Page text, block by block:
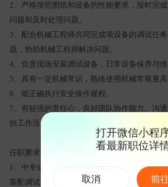
2、严格按照图纸和设备的性能要求，按时完
问题和及时处理问题。
3、配合机械工程师共同完成项设备的调试任
题，协助机械工程师解决问题。
4、负责现场安装调试设备，日常设备保养与维
5、具有一定机械常识，熟练使用机械常规量具
6、能正确执行安全操作规程。
7、有较强的责任心，良好团队协作能力、沟
担工作压力，熟悉现场6S。
任职要求：
1、中专或中技以上学历，机械制造类相关专
装配调试三年以上。
打开微信小程
看最新职位详
取消 前